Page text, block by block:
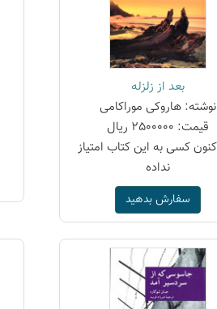
بعد از زلزله
نوشته: هاروکی موراکامی
قیمت: 2500000 ریال
سفارش بدهید